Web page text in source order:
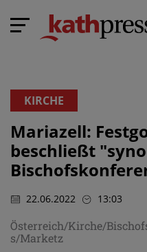
KIRCHE
Mariazell:
beschließt
22.06.2022 13:03
Österreich/Kirche/
s/Marketz